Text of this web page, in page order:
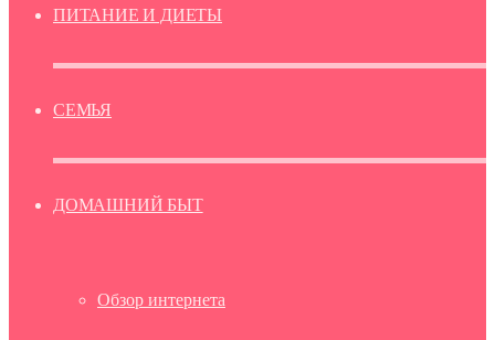
ПИТАНИЕ И ДИЕТЫ
СЕМЬЯ
ДОМАШНИЙ БЫТ
Обзор интернета